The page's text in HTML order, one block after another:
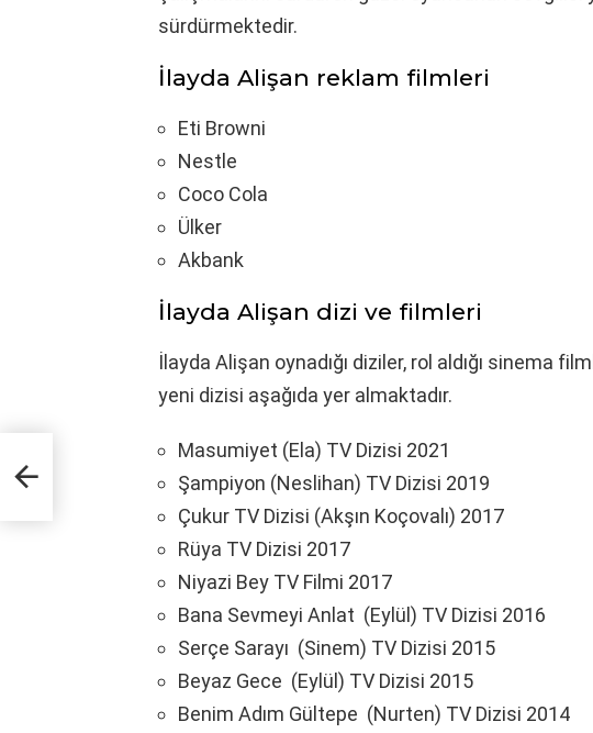
sürdürmektedir.
İlayda Alişan reklam filmleri
Eti Browni
Nestle
Coco Cola
Ülker
Akbank
İlayda Alişan dizi ve filmleri
İlayda Alişan oynadığı diziler, rol aldığı sinema
yeni dizisi aşağıda yer almaktadır.
Masumiyet (Ela) TV Dizisi 2021
Şampiyon (Neslihan) TV Dizisi 2019
Çukur TV Dizisi (Akşın Koçovalı) 2017
Rüya TV Dizisi 2017
Niyazi Bey TV Filmi 2017
Bana Sevmeyi Anlat (Eylül) TV Dizisi 2016
Serçe Sarayı (Sinem) TV Dizisi 2015
Beyaz Gece (Eylül) TV Dizisi 2015
Benim Adım Gültepe (Nurten) TV Dizisi 2014